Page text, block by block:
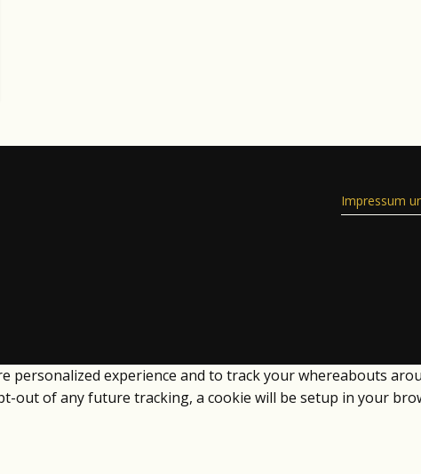
Impressum
personalized experience and to track your whereabouts
out of any future tracking, a cookie will be setup in your